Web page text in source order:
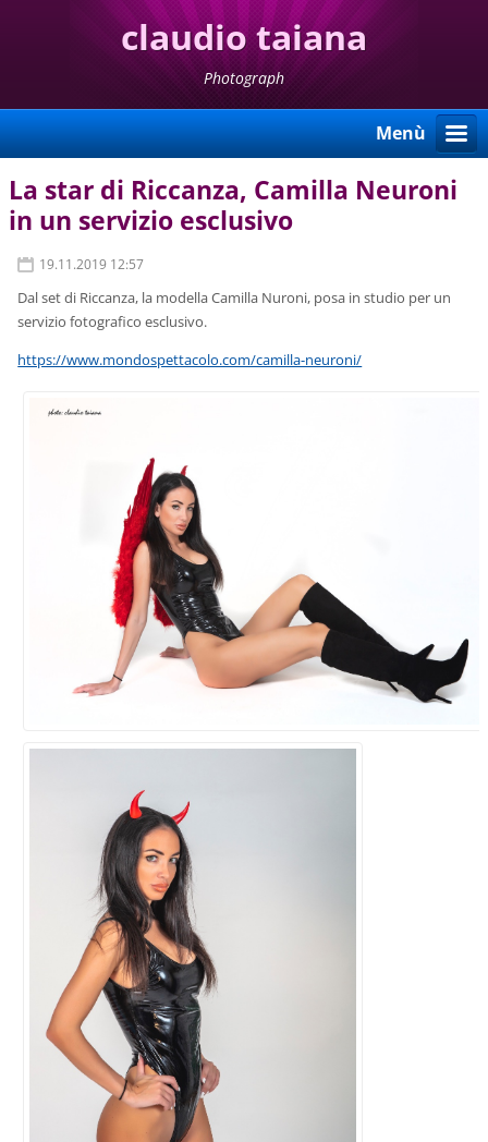
claudio taiana
Photograph
Menù
La star di Riccanza, Camilla Neuroni
in un servizio esclusivo
19.11.2019 12:57
Dal set di Riccanza, la modella Camilla Nuroni, posa in studio per un
servizio fotografico esclusivo.
https://www.mondospettacolo.com/camilla-neuroni/